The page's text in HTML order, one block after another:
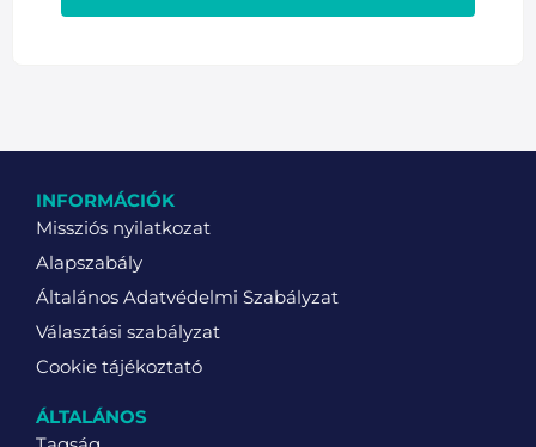
INFORMÁCIÓK
Missziós nyilatkozat
Alapszabály
Általános Adatvédelmi Szabályzat
Választási szabályzat
Cookie tájékoztató
ÁLTALÁNOS